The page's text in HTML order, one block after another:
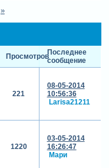
»
ПросмотровПоследнее
сообщение
221
08-05-2014
10:56:36
Larisa21211
1220
03-05-2014
16:26:47
Мари